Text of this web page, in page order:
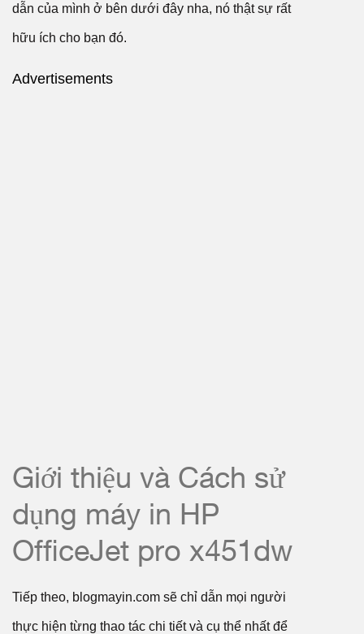
dẫn của mình ở bên dưới đây nha, nó thật sự rất
hữu ích cho bạn đó.
Advertisements
Giới thiệu và Cách sử
dụng máy in HP
OfficeJet pro x451dw
Tiếp theo, blogmayin.com sẽ chỉ dẫn mọi người
thực hiện từng thao tác chi tiết và cụ thể nhất để